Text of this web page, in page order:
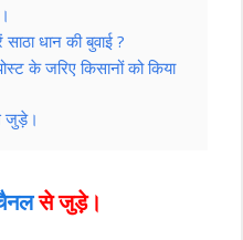
धान की बुवाई ?
के जरिए किसानों को किया
जुड़े।
से जुड़े।